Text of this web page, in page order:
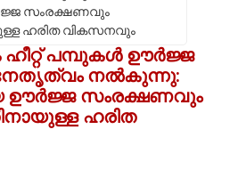
പമ്പുകൾ ഊർജ്ജ
നേതൃത്വം നൽകുന്നു:
ഊർജ്ജ സംരക്ഷണവും
ഹരിത